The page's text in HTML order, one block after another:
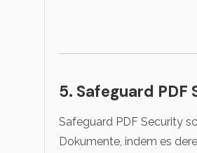
5. Safeguard PDF
Safeguard PDF Security
Dokumente, indem es